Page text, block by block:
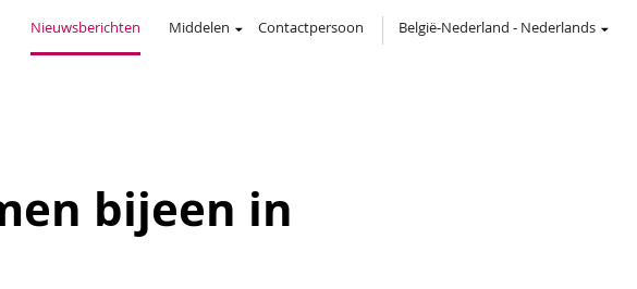
Nieuwsberichten Middelen Contactpersoon België-Nederland - Nederlands
bijeen in